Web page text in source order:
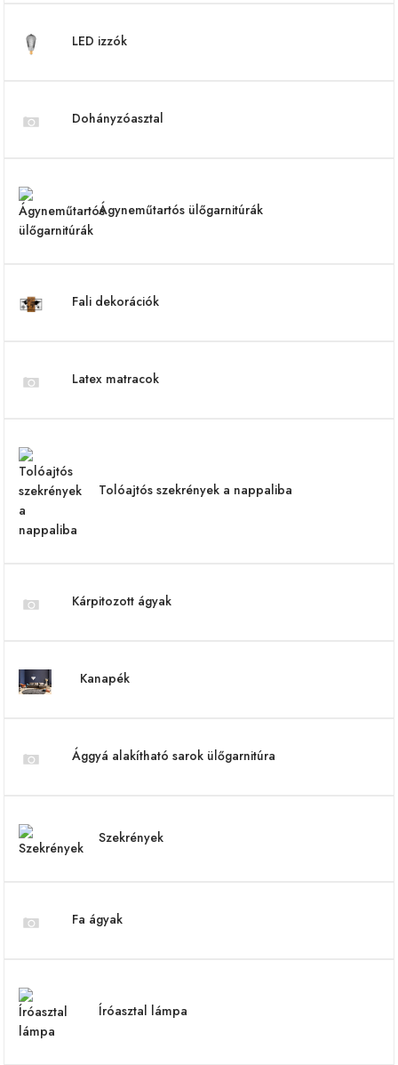
LED izzók
Dohányzóasztal
Ágyneműtartós ülőgarnitúrák
Fali dekorációk
Latex matracok
Tolóajtós szekrények a nappaliba
Kárpitozott ágyak
Kanapék
Ággyá alakítható sarok ülőgarnitúra
Szekrények
Fa ágyak
Íróasztal lámpa